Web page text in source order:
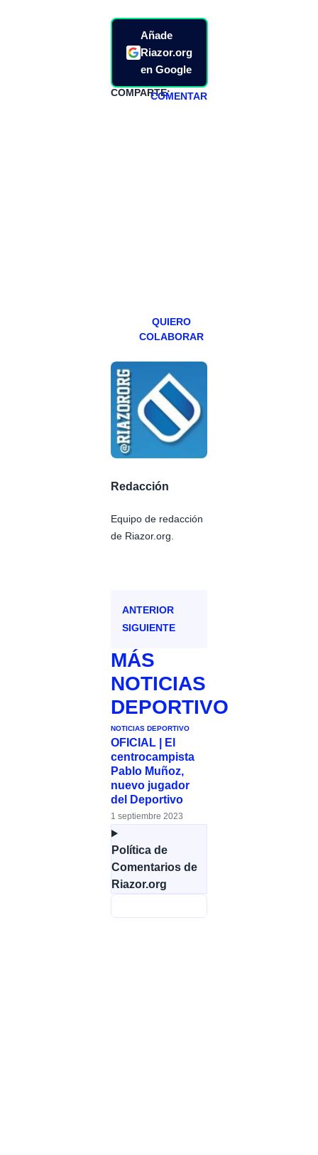
Añade
Riazor.org
en Google
COMPARTE:COMENTAR
QUIERO
COLABORAR
Redacción
Equipo de redacción
de Riazor.org.
ANTERIOR
SIGUIENTE
MÁS
NOTICIAS
DEPORTIVO
NOTICIAS DEPORTIVO
OFICIAL | El
centrocampista
Pablo Muñoz,
nuevo jugador
del Deportivo
1 septiembre 2023
Política de
Comentarios de
Riazor.org